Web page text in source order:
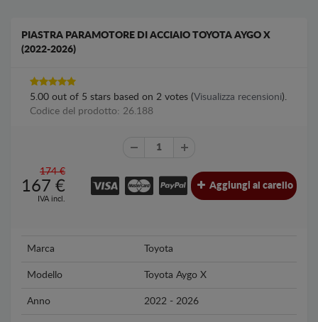
PIASTRA PARAMOTORE DI ACCIAIO TOYOTA AYGO X
(2022-2026)
5.00 out of 5 stars based on 2 votes (Visualizza recensioni).
Codice del prodotto: 26.188
174 €
167 €
IVA incl.
Aggiungi al carello
Marca Toyota
Modello Toyota Aygo X
Anno 2022 - 2026